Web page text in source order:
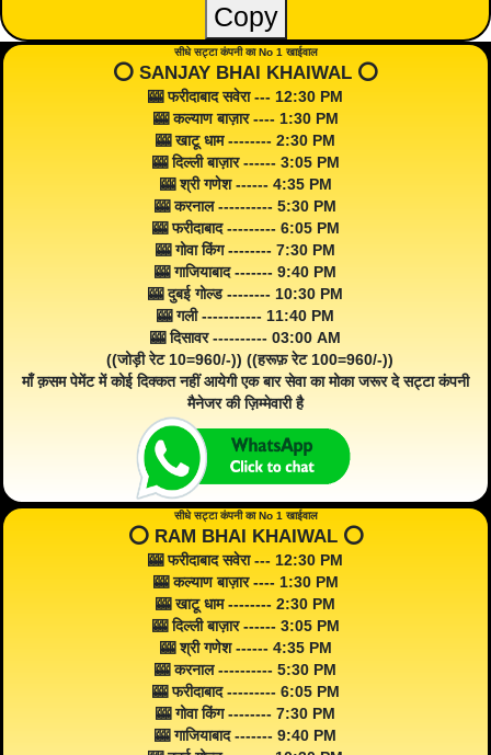
Copy
सीधे सट्टा कंपनी का No 1 खाईवाल
⭕️ SANJAY BHAI KHAIWAL ⭕️
🎰 फरीदाबाद सवेरा --- 12:30 PM
🎰 कल्याण बाज़ार ---- 1:30 PM
🎰 खाटू धाम -------- 2:30 PM
🎰 दिल्ली बाज़ार ------ 3:05 PM
🎰 श्री गणेश ------ 4:35 PM
🎰 करनाल ---------- 5:30 PM
🎰 फरीदाबाद --------- 6:05 PM
🎰 गोवा किंग -------- 7:30 PM
🎰 गाजियाबाद ------- 9:40 PM
🎰 दुबई गोल्ड -------- 10:30 PM
🎰 गली ----------- 11:40 PM
🎰 दिसावर ---------- 03:00 AM
((जोड़ी रेट 10=960/-)) ((हरूफ़ रेट 100=960/-))
माँ क़सम पेमेंट में कोई दिक्कत नहीं आयेगी एक बार सेवा का मोका जरूर दे सट्टा कंपनी
मैनेजर की ज़िम्मेवारी है
सीधे सट्टा कंपनी का No 1 खाईवाल
⭕️ RAM BHAI KHAIWAL ⭕️
🎰 फरीदाबाद सवेरा --- 12:30 PM
🎰 कल्याण बाज़ार ---- 1:30 PM
🎰 खाटू धाम -------- 2:30 PM
🎰 दिल्ली बाज़ार ------ 3:05 PM
🎰 श्री गणेश ------ 4:35 PM
🎰 करनाल ---------- 5:30 PM
🎰 फरीदाबाद --------- 6:05 PM
🎰 गोवा किंग -------- 7:30 PM
🎰 गाजियाबाद ------- 9:40 PM